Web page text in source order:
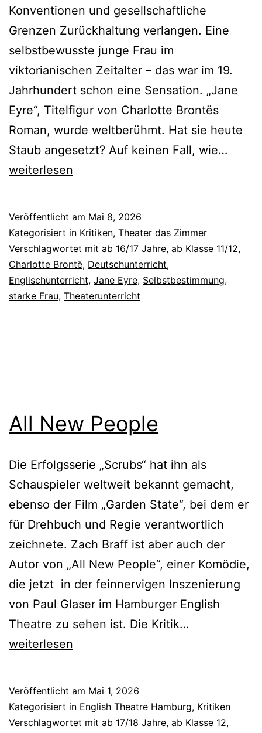
Konventionen und gesellschaftliche
Grenzen Zurückhaltung verlangen. Eine
selbstbewusste junge Frau im
viktorianischen Zeitalter – das war im 19.
Jahrhundert schon eine Sensation. „Jane
Eyre“, Titelfigur von Charlotte Brontës
Roman, wurde weltberühmt. Hat sie heute
Staub angesetzt? Auf keinen Fall, wie…
weiterlesen
Veröffentlicht am Mai 8, 2026
Kategorisiert in Kritiken, Theater das Zimmer
Verschlagwortet mit ab 16/17 Jahre, ab Klasse 11/12,
Charlotte Brontë, Deutschunterricht,
Englischunterricht, Jane Eyre, Selbstbestimmung,
starke Frau, Theaterunterricht
All New People
Die Erfolgsserie „Scrubs“ hat ihn als
Schauspieler weltweit bekannt gemacht,
ebenso der Film „Garden State“, bei dem er
für Drehbuch und Regie verantwortlich
zeichnete. Zach Braff ist aber auch der
Autor von „All New People“, einer Komödie,
die jetzt in der feinnervigen Inszenierung
von Paul Glaser im Hamburger English
Theatre zu sehen ist. Die Kritik…
weiterlesen
Veröffentlicht am Mai 1, 2026
Kategorisiert in English Theatre Hamburg, Kritiken
Verschlagwortet mit ab 17/18 Jahre, ab Klasse 12,